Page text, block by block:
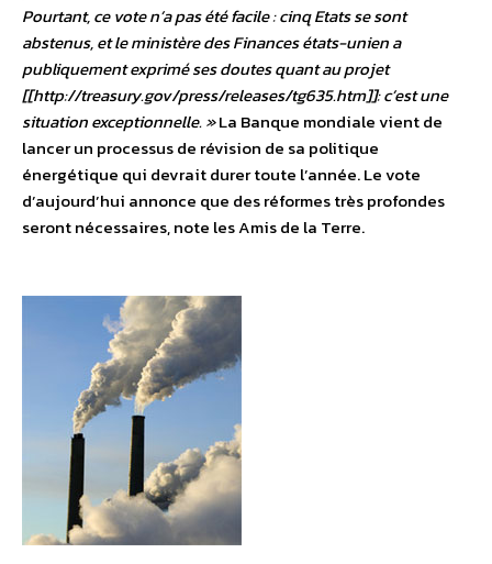
Pourtant, ce vote n’a pas été facile : cinq Etats se sont
abstenus, et le ministère des Finances états-unien a
publiquement exprimé ses doutes quant au projet
[[http://treasury.gov/press/releases/tg635.htm]]: c’est une
situation exceptionnelle. »La Banque mondiale vient de
lancer un processus de révision de sa politique
énergétique qui devrait durer toute l’année. Le vote
d’aujourd’hui annonce que des réformes très profondes
seront nécessaires, note les Amis de la Terre.